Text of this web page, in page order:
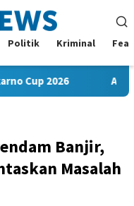
Politik Kriminal
2026 Andi Satya
Banjir,
Masalah